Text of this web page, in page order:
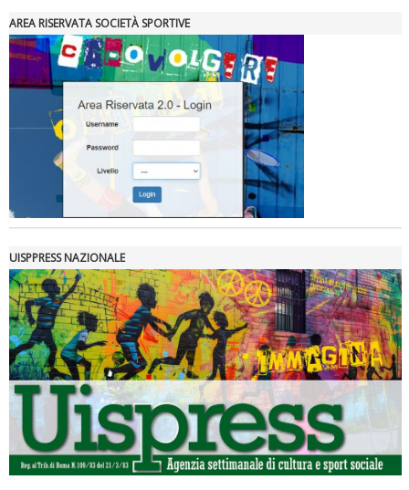
Ddl Lobby, Uisp: “Il Parlamento valorizzi le nostre specificità"
La formazione Uisp rallenta ma prosegue anche in estate
AREA RISERVATA SOCIETÀ SPORTIVE
UISPPRESS NAZIONALE